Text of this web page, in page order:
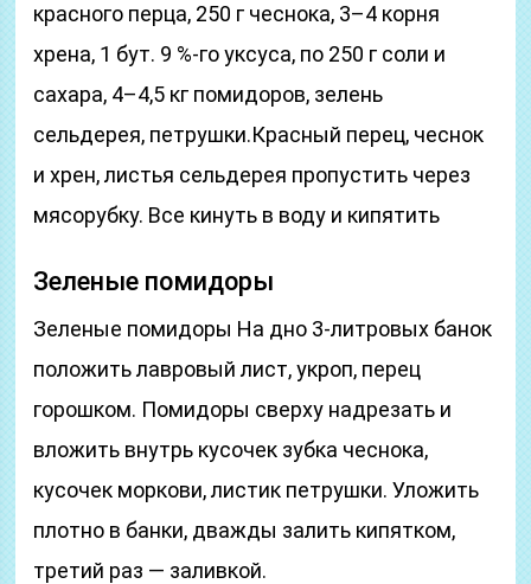
красного перца, 250 г чеснока, 3–4 корня
хрена, 1 бут. 9 %-го уксуса, по 250 г соли и
сахара, 4–4,5 кг помидоров, зелень
сельдерея, петрушки.Красный перец, чеснок
и хрен, листья сельдерея пропустить через
мясорубку. Все кинуть в воду и кипятить
Зеленые помидоры
Зеленые помидоры На дно 3-литровых банок
положить лавровый лист, укроп, перец
горошком. Помидоры сверху надрезать и
вложить внутрь кусочек зубка чеснока,
кусочек моркови, листик петрушки. Уложить
плотно в банки, дважды залить кипятком,
третий раз — заливкой.